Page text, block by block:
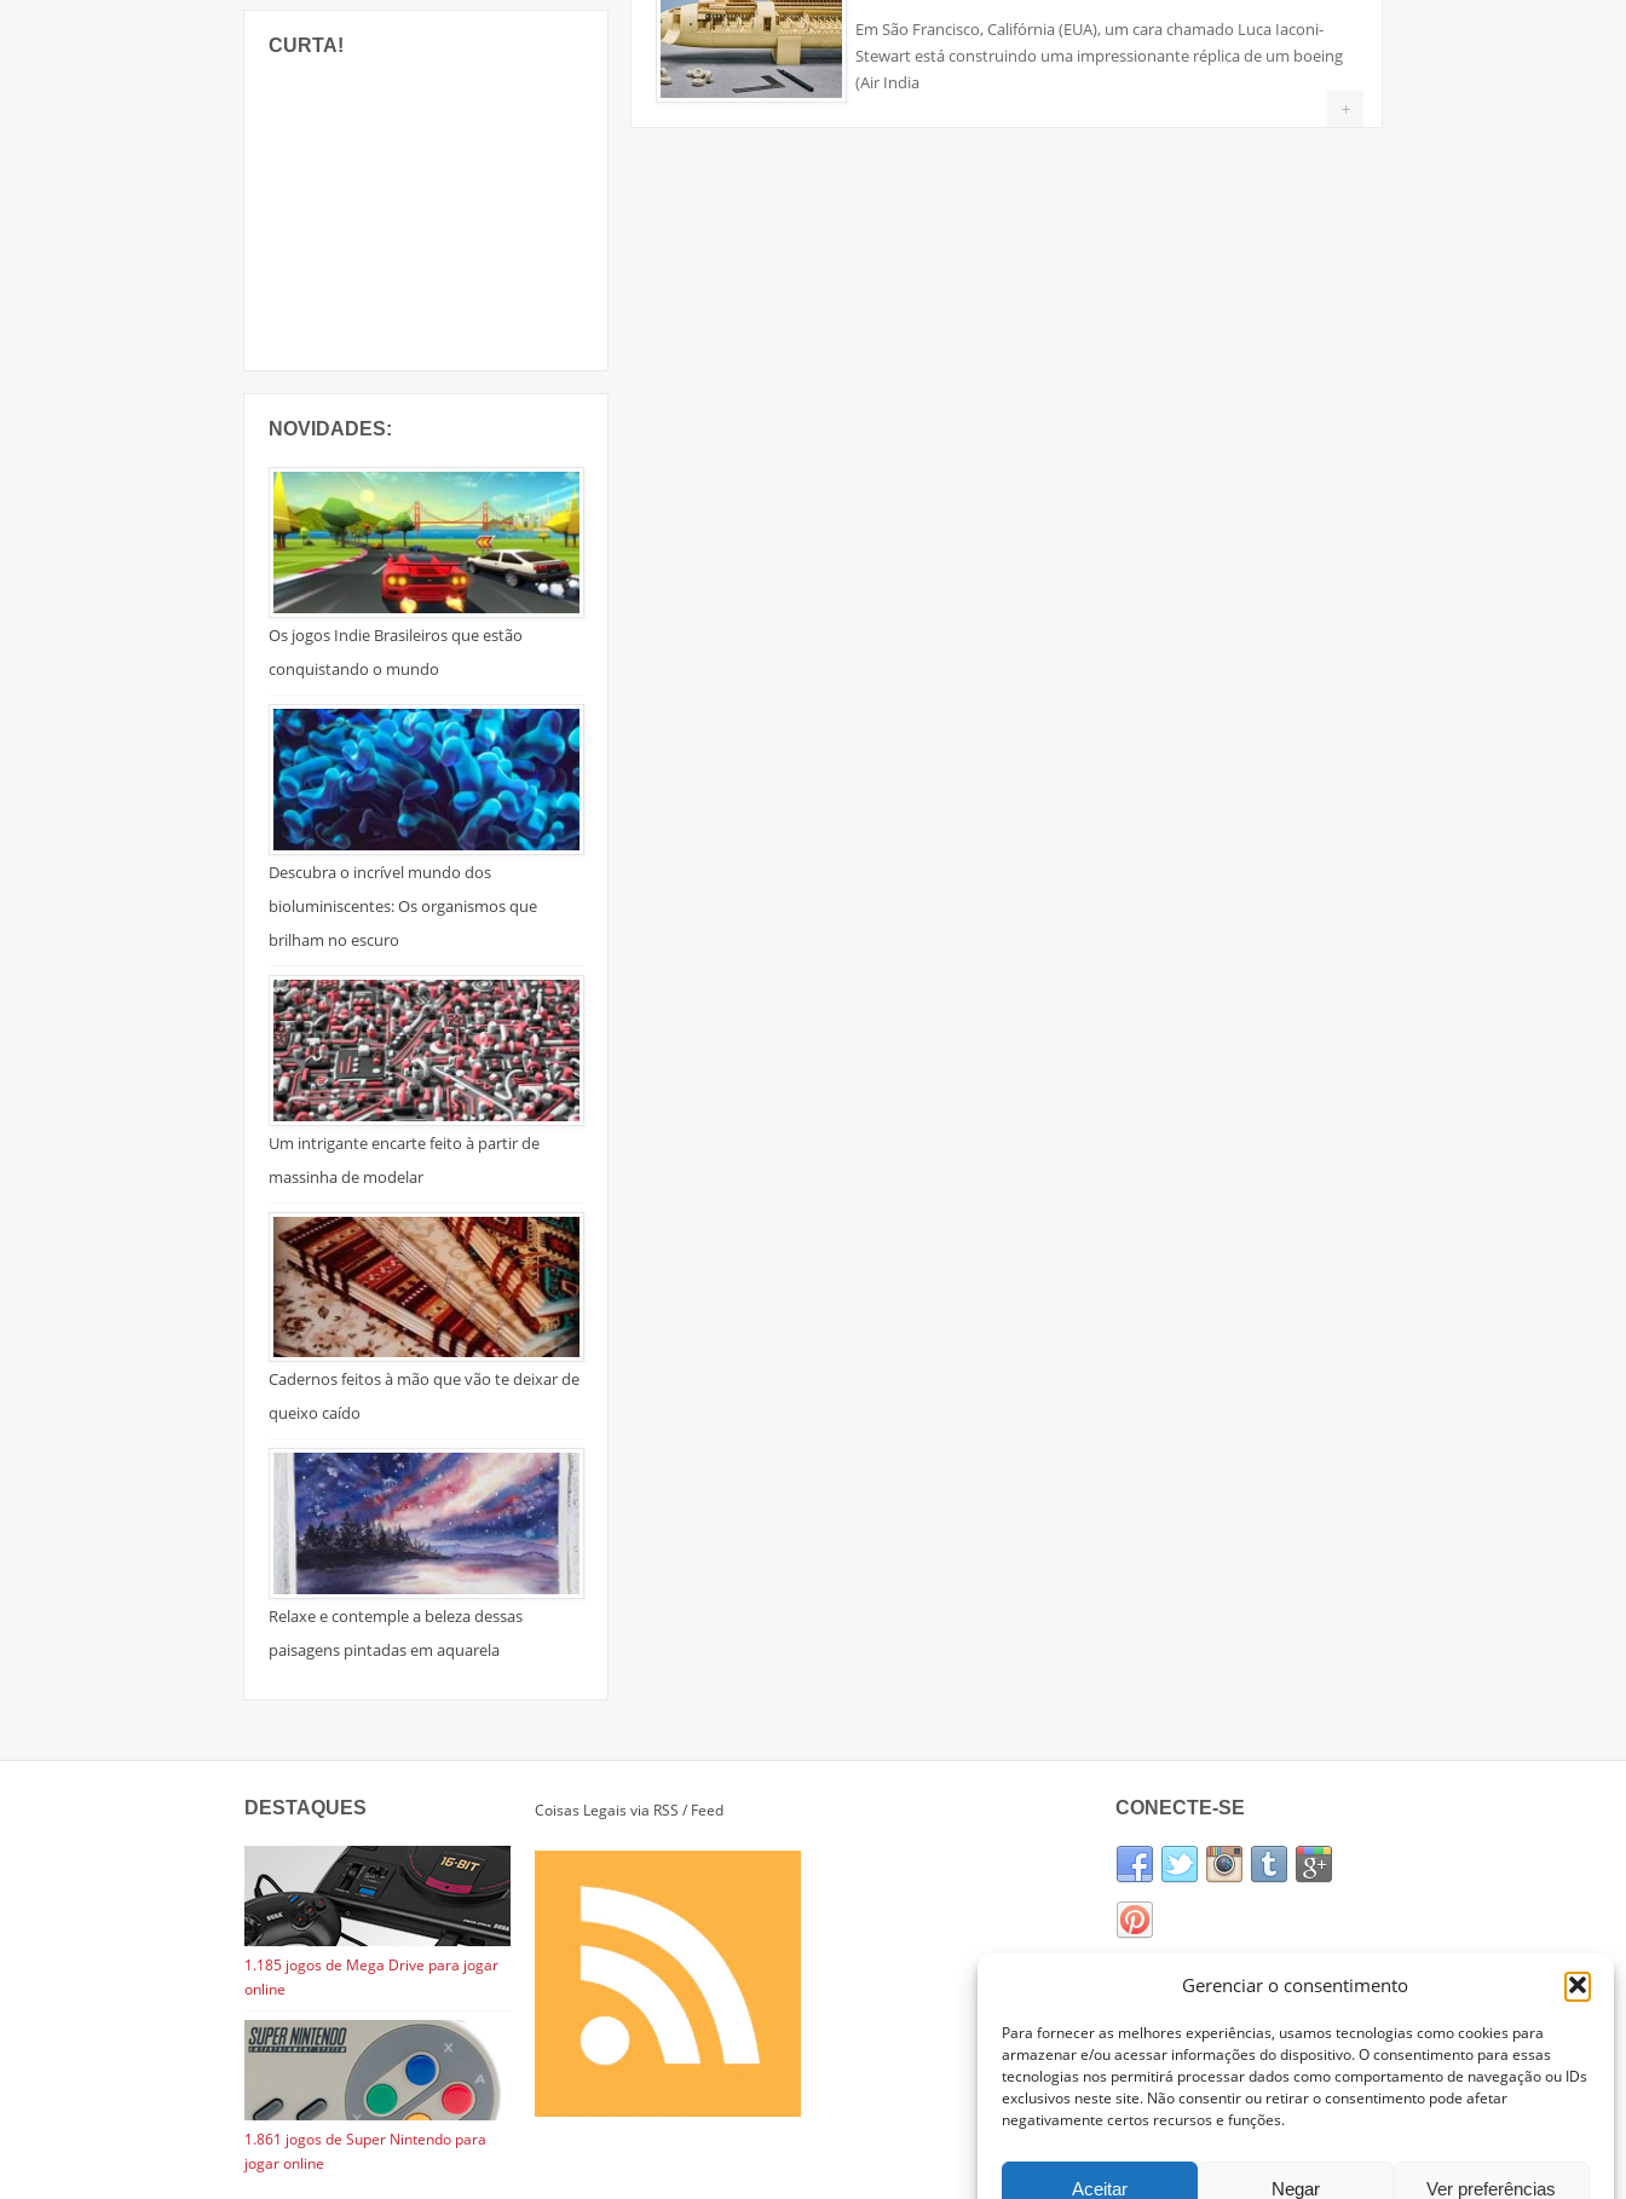
Gerenciar o consentimento
Para fornecer as melhores experiências, usamos tecnologias como cookies para
armazenar e/ou acessar informações do dispositivo. O consentimento para essas
tecnologias nos permitirá processar dados como comportamento de navegação ou IDs
exclusivos neste site. Não consentir ou retirar o consentimento pode afetar
negativamente certos recursos e funções.
Aceitar Negar Ver preferências
CURTA!
NOVIDADES:
Os jogos Indie Brasileiros que estão
conquistando o mundo
Descubra o incrível mundo dos
bioluminiscentes: Os organismos que
brilham no escuro
Um intrigante encarte feito à partir de
massinha de modelar
Cadernos feitos à mão que vão te deixar de
queixo caído
Relaxe e contemple a beleza dessas
paisagens pintadas em aquarela
Em São Francisco, Califórnia (EUA), um cara chamado Luca Iaconi-
Stewart está construindo uma impressionante réplica de um boeing
(Air India
+
DESTAQUES
1.185 jogos de Mega Drive para jogar
online
1.861 jogos de Super Nintendo para
jogar online
Coisas Legais via RSS / Feed CONECTE-SE